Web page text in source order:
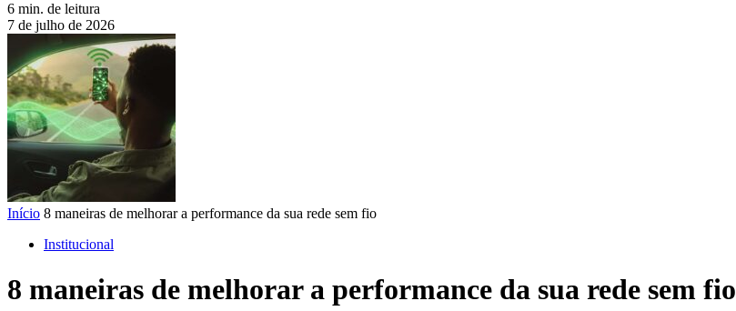
6 min. de leitura
7 de julho de 2026
Início 8 maneiras de melhorar a performance da sua rede sem fio
Institucional
8 maneiras de melhorar a performance da sua rede sem fio